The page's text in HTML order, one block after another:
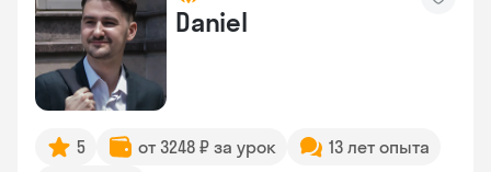
Daniel
5 от 3248 ₽ за урок
13 лет опыта